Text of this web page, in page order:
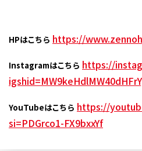
HPはこちら https://
Instagramはこちら https://
YouTubeはこちら https://
si=PDGrco1-FX9bxxYf